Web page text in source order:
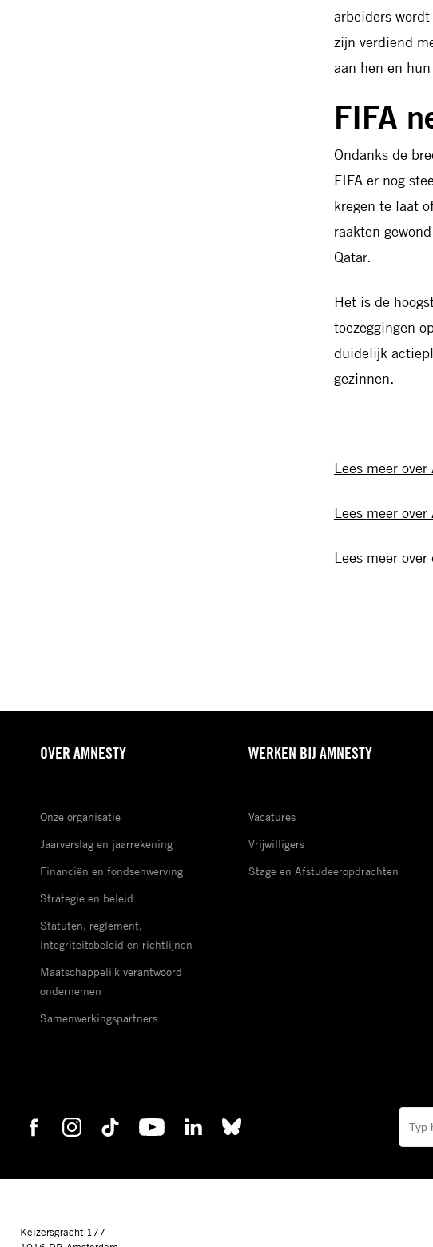
arbeiders
zijn verdiend
aan hen en
FIFA
Ondanks de
FIFA er nog
kregen te laat
raakten
Qatar.
Het is de
toezeggingen
duidelijk
gezinnen.
Lees meer
Lees meer
Lees meer
OVER AMNESTY
Onze organisatie
Jaarverslag en jaarrekening
Financiën en fondsenwerving
Strategie en beleid
Statuten, reglement,
integriteitsbeleid en richtlijnen
Maatschappelijk verantwoord
ondernemen
Samenwerkingspartners
WERKEN BIJ AMNESTY
Vacatures
Vrijwilligers
Stage en Afstudeeropdrachten
mail
Keizersgracht 177